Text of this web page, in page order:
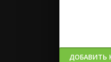
ДОБАВИТЬ